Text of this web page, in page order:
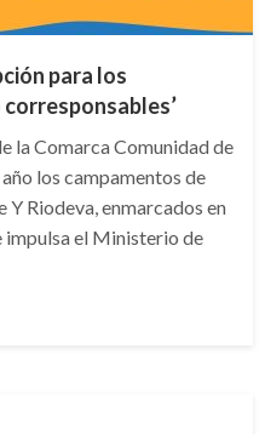
para los
la Comarca Comunidad de
los campamentos de
Y Riodeva, enmarcados en
impulsa el Ministerio de